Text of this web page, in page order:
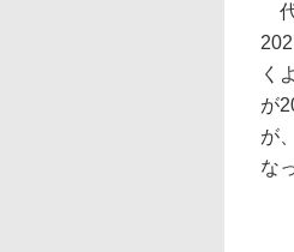
代
く
が
が
な